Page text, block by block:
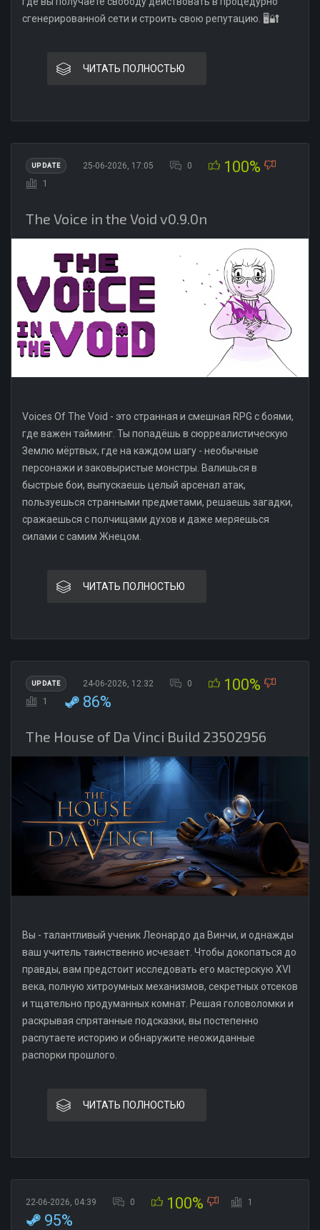
сгенерированной сети и строить свою репутацию. 🖥️🔐
ЧИТАТЬ ПОЛНОСТЬЮ
UPDATE 25-06-2026, 17:05 0 100%
1
The Voice in the Void v0.9.0n
Voices Of The Void - это странная и смешная RPG с боями,
где важен тайминг. Ты попадёшь в сюрреалистическую
Землю мёртвых, где на каждом шагу - необычные
персонажи и заковыристые монстры. Валишься в
быстрые бои, выпускаешь целый арсенал атак,
пользуешься странными предметами, решаешь загадки,
сражаешься с полчищами духов и даже меряешься
силами с самим Жнецом.
ЧИТАТЬ ПОЛНОСТЬЮ
UPDATE 24-06-2026, 12:32 0 100%
1 86%
The House of Da Vinci Build 23502956
Вы - талантливый ученик Леонардо да Винчи, и однажды
ваш учитель таинственно исчезает. Чтобы докопаться до
правды, вам предстоит исследовать его мастерскую XVI
века, полную хитроумных механизмов, секретных отсеков
и тщательно продуманных комнат. Решая головоломки и
раскрывая спрятанные подсказки, вы постепенно
распутаете историю и обнаружите неожиданные
распорки прошлого.
ЧИТАТЬ ПОЛНОСТЬЮ
22-06-2026, 04:39 0 100% 1
95%